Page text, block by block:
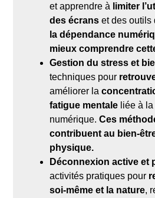
et apprendre à limiter
des écrans et des
la dépendance
mieux comprendre
Gestion du stress et
techniques pour
améliorer la
fatigue mentale liée à
numérique.Ces
contribuent au bien-
physique.
Déconnexion active et
activités pratiques pour
soi-même et la nature,